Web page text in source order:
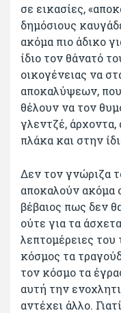
σε εικασίες,
δημόσιους
ακόμα πιο άδικο
ίδιο τον θάνατό
οικογένειας να
αποκαλύψεων,
θέλουν να τον
γλεντζέ, άρχοντα,
πλάκα και στην
Δεν τον γνώριζα
αποκαλούν ακόμα
βέβαιος πως δεν
ούτε για τα
λεπτομέρειες
κόσμος τα
τον κόσμο τα
αυτή την
αντέχει άλλο.